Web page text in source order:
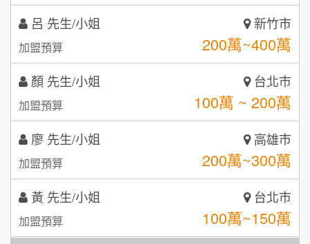
鼎威維修
7 88thai發發泰-泰式飯行家
8 呷尚寶
9 SHARE TEA歇腳亭
10 TEA TOP台灣第一味
呂 先生/小姐 新竹市
加盟預算 200萬~400萬
顏 先生/小姐 台北市
加盟預算 100萬 ~ 200萬
廖 先生/小姐 高雄市
加盟預算 200萬~300萬
黃 先生/小姐 台北市
加盟預算 100萬~150萬
自助洗衣店誠徵代洗收送人員(台中市)
MUSHEN徵SPA美容芳療師
日十。早午食加盟說明會
拾鑶火鍋加盟說明會
全家加盟說明會